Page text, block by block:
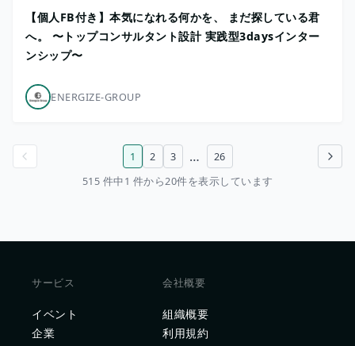
【個人FB付き】本気になれる何かを、 まだ探している君
へ。 〜トップコンサルタント設計 実践型3daysインター
ンシップ〜
ENERGIZE-GROUP
次のページ
1 2 3 …
26
515 件中1 件から20件を表示しています
サービス
イベント
企業
会社概要
組織概要
利用規約